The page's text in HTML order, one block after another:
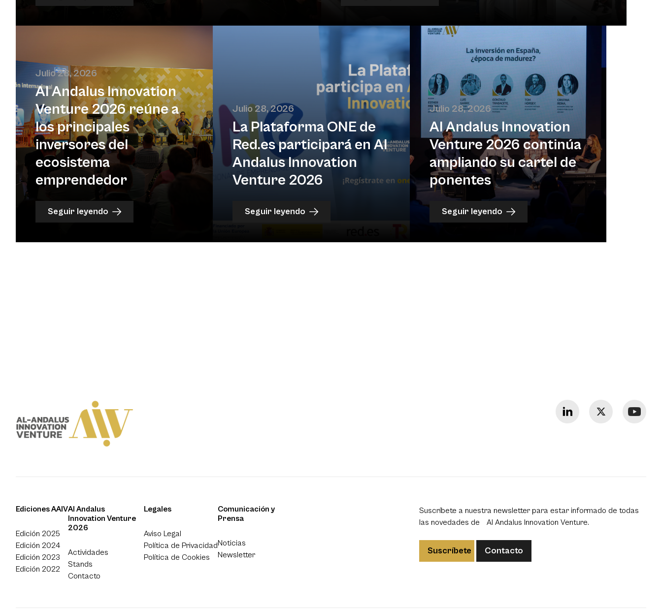
Julio 28, 2026
Al Andalus Innovation
Venture 2026 reúne a
los principales
inversores del
ecosistema
emprendedor
Seguir leyendo
Julio 28, 2026
La Plataforma ONE de
Red.es participará en Al
Andalus Innovation
Venture 2026
Seguir leyendo
Julio 28, 2026
Al Andalus Innovation
Venture 2026 continúa
ampliando su cartel de
ponentes
Seguir leyendo
Ediciones AAIV
Edición 2025
Edición 2024
Edición 2023
Edición 2022
Al Andalus
Innovation Venture
2026
Actividades
Stands
Contacto
Legales
Aviso Legal
Política de Privacidad
Política de Cookies
Comunicación y
Prensa
Noticias
Newsletter
Suscríbete a nuestra newsletter para estar informado de todas
las novedades de Al Andalus Innovation Venture.
Suscríbete Contacto